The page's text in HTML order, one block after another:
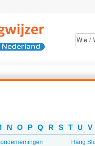
N O P Q R S T U V
Hang